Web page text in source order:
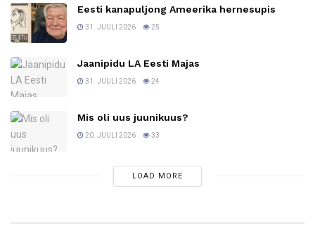
Eesti kanapuljong Ameerika hernesupis
31. JUULI 2026 25
Jaanipidu LA Eesti Majas
31. JUULI 2026 24
Mis oli uus juunikuus?
20. JUULI 2026 33
LOAD MORE